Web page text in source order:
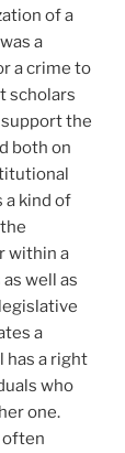
of a
a
a crime to
scholars
the
both on
a kind of
within a
well as
a
has a right
who
one.
often